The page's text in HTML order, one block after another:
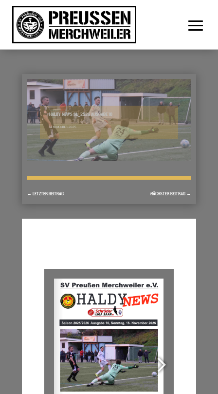
HALDY NEWS SL_2526 AUSGABE 10
14. NOVEMBER 2025
← LETZTER BEITRAG NÄCHSTER BEITRAG →